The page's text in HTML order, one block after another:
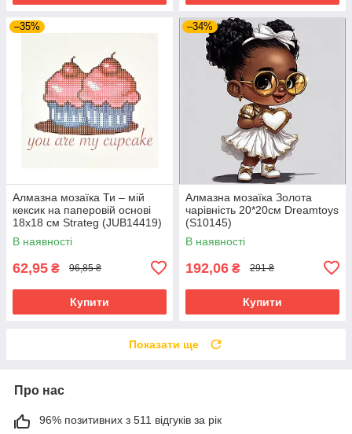
–35%
Алмазна мозаїка Ти – мій
кексик на паперовій основі
18х18 см Strateg (JUB14419)
В наявності
62,95 ₴ 96,85 ₴
Купити
–34%
Алмазна мозаїка Золота
чарівність 20*20см Dreamtoys
(S10145)
В наявності
192,06 ₴ 291 ₴
Купити
Показати ще
Про нас
96% позитивних з 511 відгуків за рік